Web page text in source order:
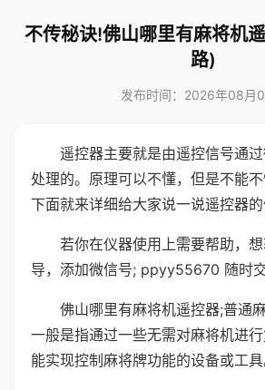
不传秘诀!佛山哪里有麻将机
路)
发布时间：2026年08月
遥控器主要就是由遥控信号通
处理的。原理可以不懂，但是不能不
下面就来详细给大家说一说遥控器的
若你在仪器使用上需要帮助，
导，添加微信号; ppyy55670 随时交
佛山哪里有麻将机遥控器;普通
一般是指通过一些无需对麻将机进
能实现控制麻将牌功能的设备或工具